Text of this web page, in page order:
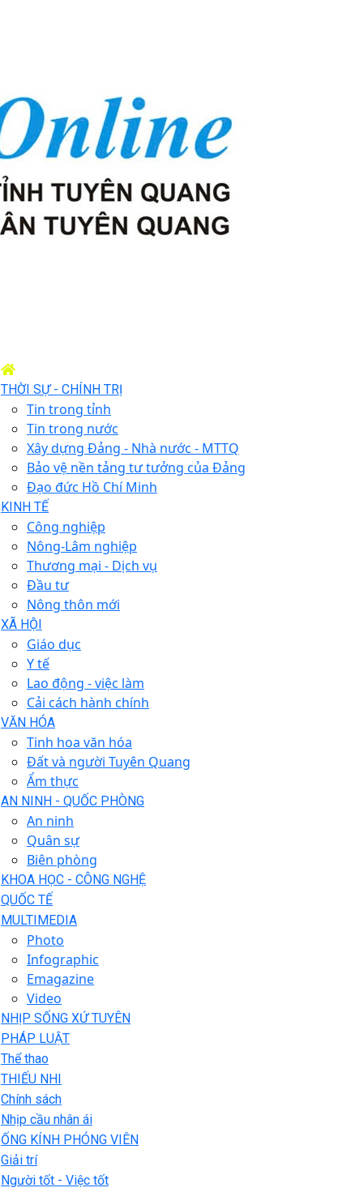
THỜI SỰ - CHÍNH TRỊ
Tin trong tỉnh
Tin trong nước
Xây dựng Đảng - Nhà nước - MTTQ
Bảo vệ nền tảng tư tưởng của Đảng
Đạo đức Hồ Chí Minh
KINH TẾ
Công nghiệp
Nông-Lâm nghiệp
Thương mại - Dịch vụ
Đầu tư
Nông thôn mới
XÃ HỘI
Giáo dục
Y tế
Lao động - việc làm
Cải cách hành chính
VĂN HÓA
Tinh hoa văn hóa
Đất và người Tuyên Quang
Ẩm thực
AN NINH - QUỐC PHÒNG
An ninh
Quân sự
Biên phòng
KHOA HỌC - CÔNG NGHỆ
QUỐC TẾ
MULTIMEDIA
Photo
Infographic
Emagazine
Video
NHỊP SỐNG XỨ TUYÊN
PHÁP LUẬT
Thể thao
THIẾU NHI
Chính sách
Nhịp cầu nhân ái
ỐNG KÍNH PHÓNG VIÊN
Giải trí
Người tốt - Việc tốt